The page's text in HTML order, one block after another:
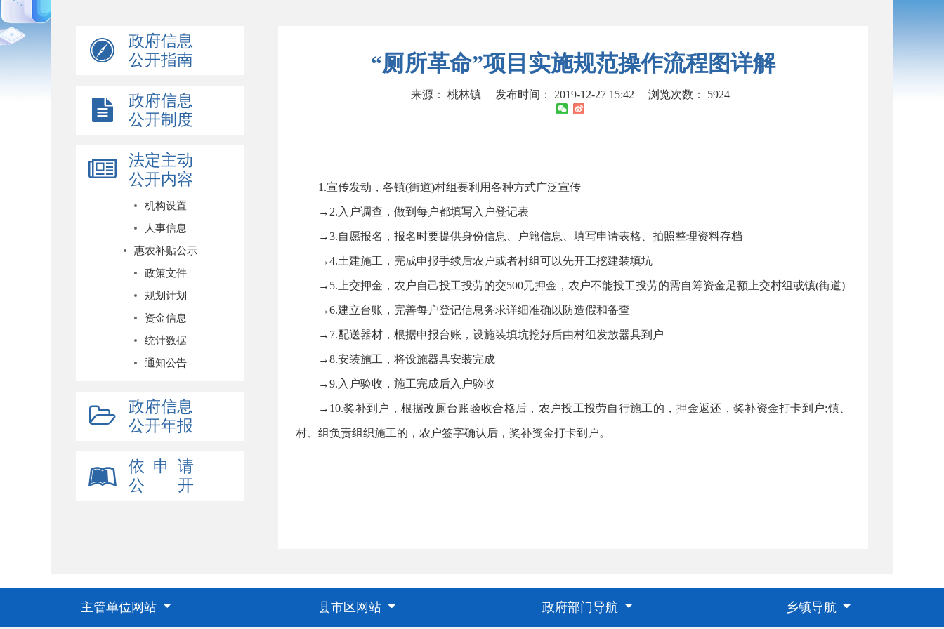
政府信息
公开指南
政府信息
公开制度
法定主动
公开内容
机构设置
人事信息
惠农补贴公示
政策文件
规划计划
资金信息
统计数据
通知公告
政府信息
公开年报
依 申 请
公 开
“厕所革命”项目实施规范操作流程图详解
来源： 桃林镇 发布时间： 2019-12-27 15:42 浏览次数： 5924
1.宣传发动，各镇(街道)村组要利用各种方式广泛宣传
→2.入户调查，做到每户都填写入户登记表
→3.自愿报名，报名时要提供身份信息、户籍信息、填写申请表格、拍照整理资料存档
→4.土建施工，完成申报手续后农户或者村组可以先开工挖建装填坑
→5.上交押金，农户自己投工投劳的交500元押金，农户不能投工投劳的需自筹资金足额上交村组或镇(街道)
→6.建立台账，完善每户登记信息务求详细准确以防造假和备查
→7.配送器材，根据申报台账，设施装填坑挖好后由村组发放器具到户
→8.安装施工，将设施器具安装完成
→9.入户验收，施工完成后入户验收
→10.奖补到户，根据改厕台账验收合格后，农户投工投劳自行施工的，押金返还，奖补资金打卡到户;镇、
村、组负责组织施工的，农户签字确认后，奖补资金打卡到户。
主管单位网站 县市区网站 政府部门导航 乡镇导航